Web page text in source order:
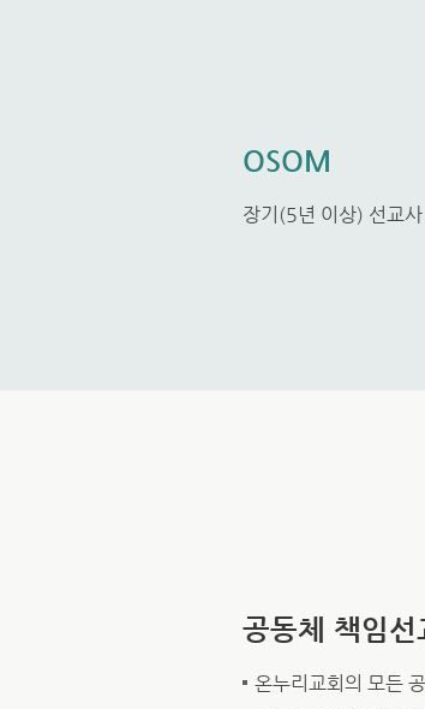
OSOM
장기(5년 이상) 선교
공동체 책임선
온누리교회의 모든